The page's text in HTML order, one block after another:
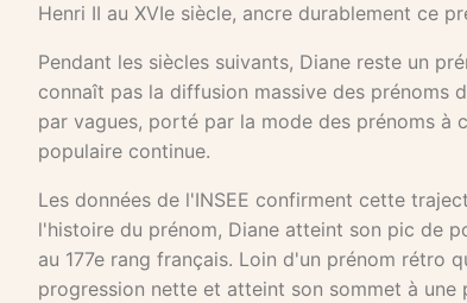
Henri II au XVIe siècle, ancre durablement ce
Pendant les siècles suivants, Diane reste un
connaît pas la diffusion massive des prénoms
par vagues, porté par la mode des prénoms
populaire continue.
Les données de l'INSEE confirment cette
l'histoire du prénom, Diane atteint son pic de
au 177e rang français. Loin d'un prénom rétro
progression nette et atteint son sommet à une